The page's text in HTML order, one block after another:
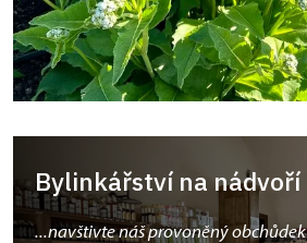
Bylinkářství na nádvoří
...navštivte náš provoněný obchůdek